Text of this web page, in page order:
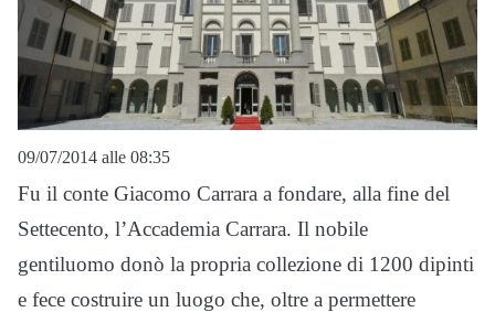
09/07/2014 alle 08:35
Fu il conte Giacomo Carrara a fondare, alla fine del
Settecento, l’Accademia Carrara. Il nobile
gentiluomo donò la propria collezione di 1200 dipinti
e fece costruire un luogo che, oltre a permettere